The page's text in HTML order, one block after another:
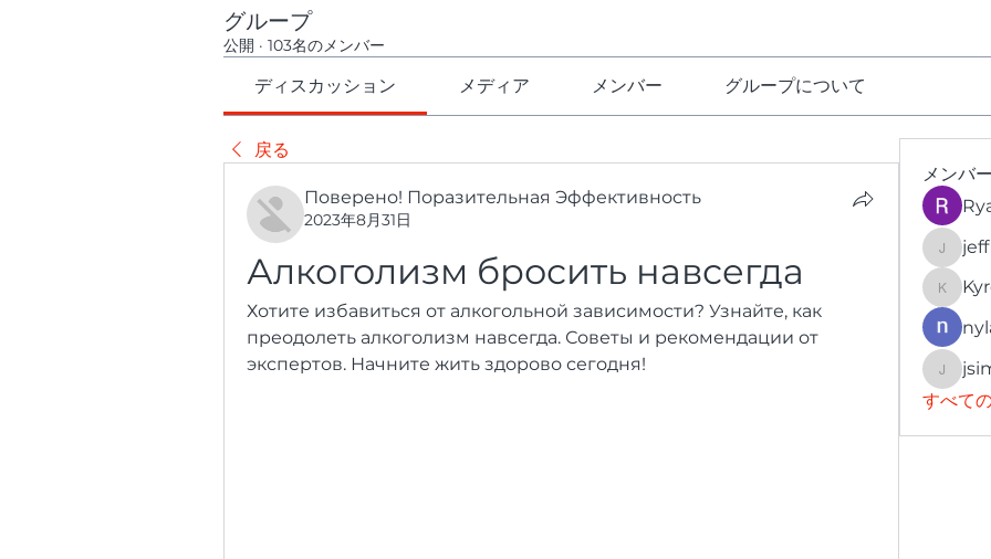
グループ
公開 · 103名のメンバー
ディスカッション メディア メンバー グループについて
戻る
Поверено! Поразительная Эффективность
2023年8月31日
Алкоголизм бросить навсегда
Хотите избавиться от алкогольной зависимости? Узнайте, как
преодолеть алкоголизм навсегда. Советы и рекомендации от
экспертов. Начните жить здорово сегодня!
メンバー
すべて